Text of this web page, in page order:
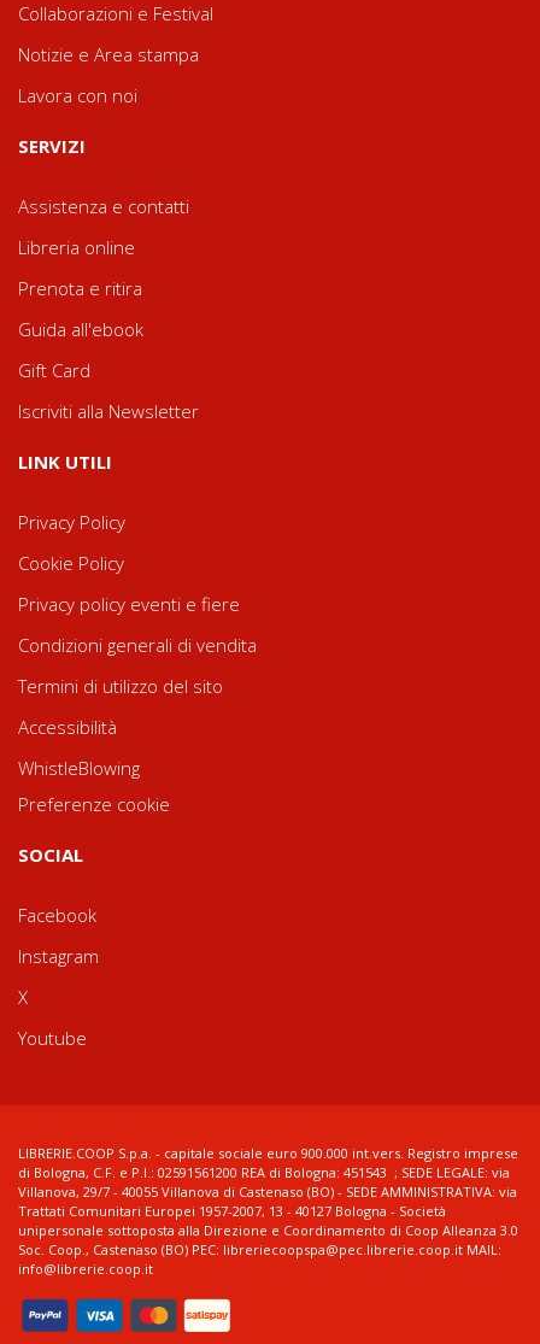
Collaborazioni e Festival
Notizie e Area stampa
Lavora con noi
SERVIZI
Assistenza e contatti
Libreria online
Prenota e ritira
Guida all'ebook
Gift Card
Iscriviti alla Newsletter
LINK UTILI
Privacy Policy
Cookie Policy
Privacy policy eventi e fiere
Condizioni generali di vendita
Termini di utilizzo del sito
Accessibilità
WhistleBlowing
Preferenze cookie
SOCIAL
Facebook
Instagram
X
Youtube
LIBRERIE.COOP S.p.a. - capitale sociale euro 900.000 int.vers. Registro imprese
di Bologna, C.F. e P.I.: 02591561200 REA di Bologna: 451543 ; SEDE LEGALE: via
Villanova, 29/7 - 40055 Villanova di Castenaso (BO) - SEDE AMMINISTRATIVA: via
Trattati Comunitari Europei 1957-2007, 13 - 40127 Bologna - Società
unipersonale sottoposta alla Direzione e Coordinamento di Coop Alleanza 3.0
Soc. Coop., Castenaso (BO) PEC: libreriecoopspa@pec.librerie.coop.it MAIL:
info@librerie.coop.it